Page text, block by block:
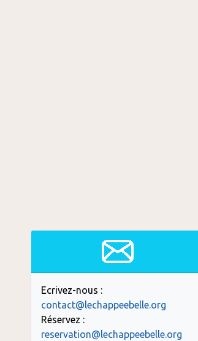
Ecrivez-nous :
contact@lechappeebelle.org
Réservez :
reservation@lechappeebelle.org